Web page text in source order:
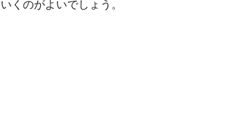
くのがよいでしょう。